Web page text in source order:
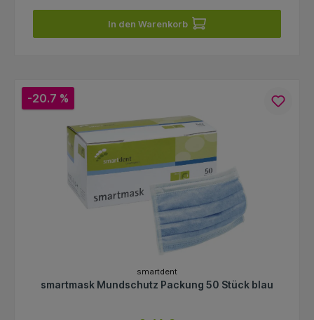
In den Warenkorb
-20.7 %
smartdent
smartmask Mundschutz Packung 50 Stück blau